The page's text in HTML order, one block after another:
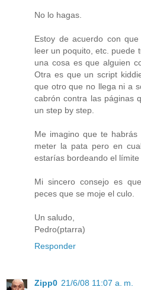
No lo hagas.
Estoy de acuerdo con
leer un poquito, etc. puede
una cosa es que alguien
Otra es que un script
que otro que no llega ni a
cabrón contra las páginas
un step by step.
Me imagino que te
meter la pata pero en
estarías bordeando el límite
Mi sincero consejo es
peces que se moje el culo.
Un saludo,
Pedro(ptarra)
Responder
Zipp0 21/6/08 11:07 a. m.